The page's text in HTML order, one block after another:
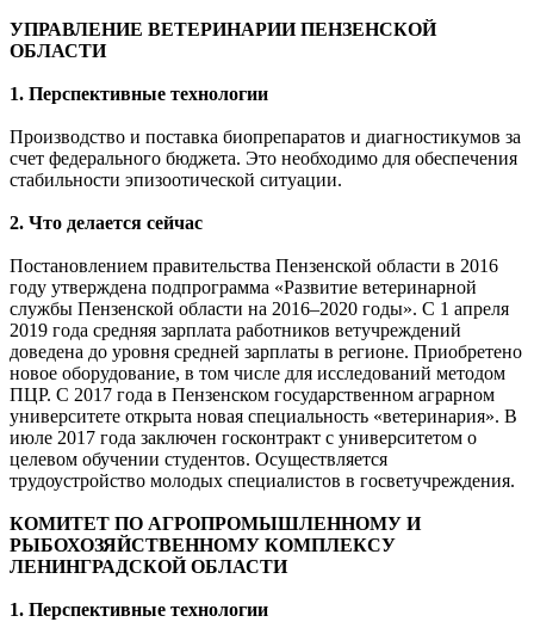
УПРАВЛЕНИЕ ВЕТЕРИНАРИИ ПЕНЗЕНСКОЙ
ОБЛАСТИ
1. Перспективные технологии
Производство и поставка биопрепаратов и диагностикумов за
счет федерального бюджета. Это необходимо для обеспечения
стабильности эпизоотической ситуации.
2. Что делается сейчас
Постановлением правительства Пензенской области в 2016
году утверждена подпрограмма «Развитие ветеринарной
службы Пензенской области на 2016–2020 годы». С 1 апреля
2019 года средняя зарплата работников ветучреждений
доведена до уровня средней зарплаты в регионе. Приобретено
новое оборудование, в том числе для исследований методом
ПЦР. С 2017 года в Пензенском государственном аграрном
университете открыта новая специальность «ветеринария». В
июле 2017 года заключен госконтракт с университетом о
целевом обучении студентов. Осуществляется
трудоустройство молодых специалистов в госветучреждения.
КОМИТЕТ ПО АГРОПРОМЫШЛЕННОМУ И
РЫБОХОЗЯЙСТВЕННОМУ КОМПЛЕКСУ
ЛЕНИНГРАДСКОЙ ОБЛАСТИ
1. Перспективные технологии